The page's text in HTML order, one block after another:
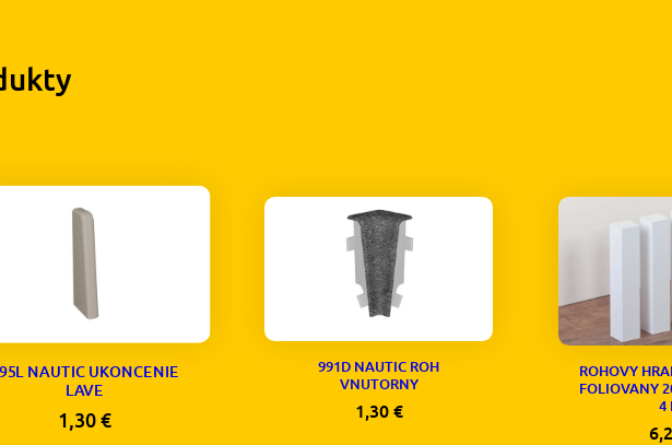
NAUTIC UKONCENIE
LAVE
1,30€
991D NAUTIC ROH
VNUTORNY
1,30 €
ROHOVY
FOLIOVANY
4